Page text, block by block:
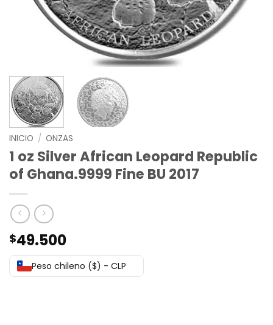
INICIO / ONZAS
1 oz Silver African Leopard Republic
of Ghana.9999 Fine BU 2017
$49.500
Peso chileno ($) - CLP